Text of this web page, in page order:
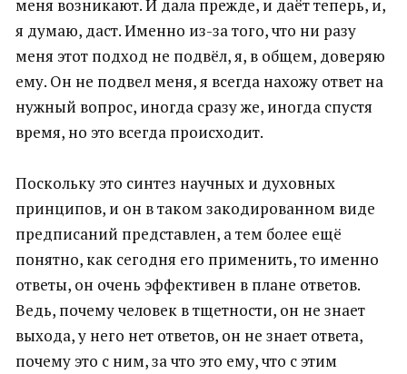
меня возникают. И дала прежде, и даёт теперь, и,
я думаю, даст. Именно из-за того, что ни разу
меня этот подход не подвёл, я, в общем, доверяю
ему. Он не подвел меня, я всегда нахожу ответ на
нужный вопрос, иногда сразу же, иногда спустя
время, но это всегда происходит.
Поскольку это синтез научных и духовных
принципов, и он в таком закодированном виде
предписаний представлен, а тем более ещё
понятно, как сегодня его применить, то именно
ответы, он очень эффективен в плане ответов.
Ведь, почему человек в тщетности, он не знает
выхода, у него нет ответов, он не знает ответа,
почему это с ним, за что это ему, что с этим